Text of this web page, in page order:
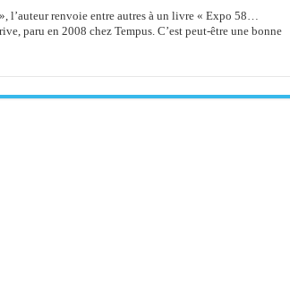
l’auteur renvoie entre autres à un livre « Expo 58…
paru en 2008 chez Tempus. C’est peut-être une bonne